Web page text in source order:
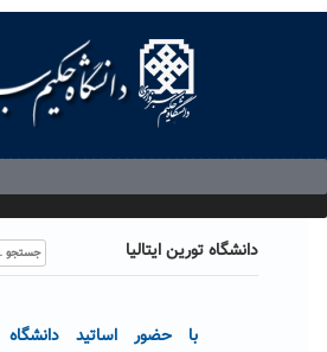
دانشگاه تورین ایتالیا
جستجو
برای:
با حضور اساتید دانشگاه